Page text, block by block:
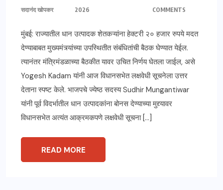
सदानंद खोपकर
2026
COMMENTS
मुंबई: राज्यातील धान उत्पादक शेतकऱ्यांना हेक्टरी २० हजार रुपये मदत
देण्याबाबत मुख्यमंत्र्यांच्या उपस्थितीत संबंधितांची बैठक घेण्यात येईल.
त्यानंतर मंत्रिमंडळाच्या बैठकीत यावर उचित निर्णय घेतला जाईल, असे
Yogesh Kadam यांनी आज विधानसभेत लक्षवेधी सूचनेला उत्तर
देताना स्पष्ट केले. भाजपचे ज्येष्ठ सदस्य Sudhir Mungantiwar
यांनी पूर्व विदर्भातील धान उत्पादकांना बोनस देण्याच्या मुद्द्यावर
विधानसभेत अत्यंत आक्रमकपणे लक्षवेधी सूचना […]
READ MORE